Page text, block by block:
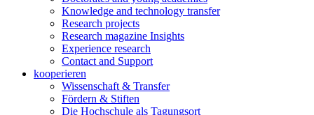
Knowledge and technology transfer
Research projects
Research magazine Insights
Experience research
Contact and Support
kooperieren
Wissenschaft & Transfer
Fördern & Stiften
Die Hochschule als Tagungsort